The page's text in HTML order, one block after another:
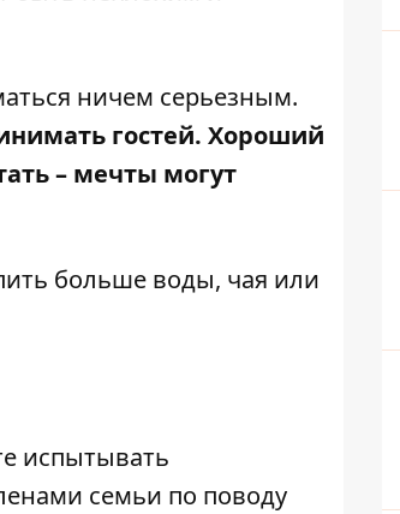
ничем серьезным.
гостей. Хороший
– мечты могут
больше воды, чая или
испытывать
семьи по поводу